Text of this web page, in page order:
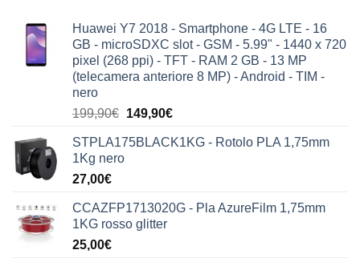
Huawei Y7 2018 - Smartphone - 4G LTE - 16
GB - microSDXC slot - GSM - 5.99" - 1440 x 720
pixel (268 ppi) - TFT - RAM 2 GB - 13 MP
(telecamera anteriore 8 MP) - Android - TIM -
nero
199,90€ Il
originale
149,90€Il
attuale
STPLA175BLACK1KG - Rotolo PLA 1,75mm
1Kg nero
27,00€
CCAZFP1713020G - Pla AzureFilm 1,75mm
1KG rosso glitter
25,00€